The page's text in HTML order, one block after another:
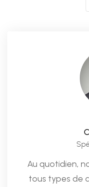
Au quotidien,
tous types de